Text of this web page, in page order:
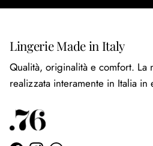
Lingerie Made in Italy
Qualità, originalità e comfort. La
realizzata interamente in Italia in